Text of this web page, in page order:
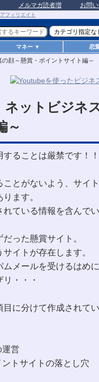
メルマガ読者増 お問
マネー ▼ 恋
の顔～懸賞・ポイントサイト編～
ネットビジネ
～
ることは厳禁です！！
とがないよう、サイ
ます。
ている情報を含んでい
った懸賞サイト。
イトが存在します。
メールを受けるはめ
・・・
に分けて作成されてい
営
トサイトの落とし穴